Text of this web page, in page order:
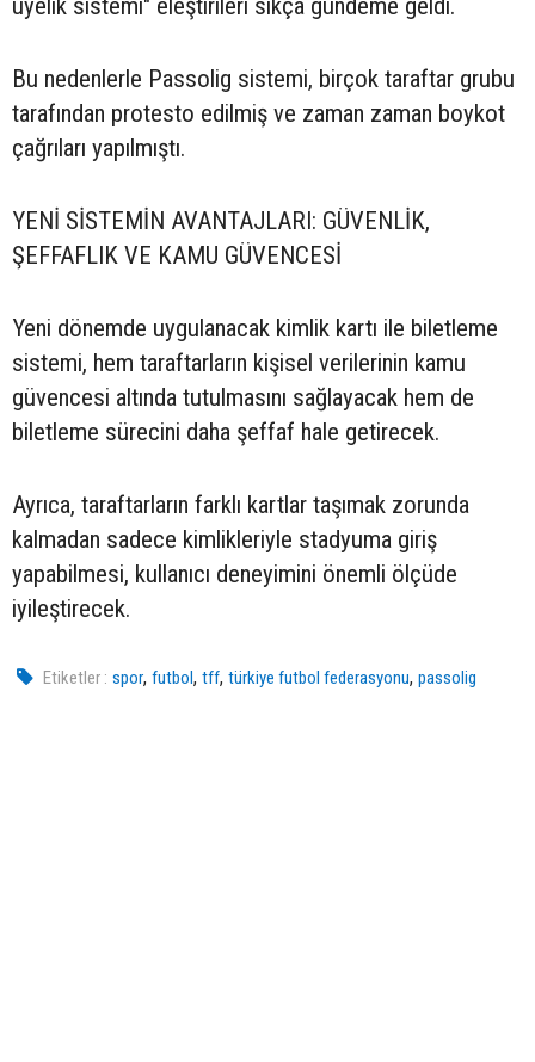
üyelik sistemi" eleştirileri sıkça gündeme geldi.
Bu nedenlerle Passolig sistemi, birçok taraftar grubu
tarafından protesto edilmiş ve zaman zaman boykot
çağrıları yapılmıştı.
YENİ SİSTEMİN AVANTAJLARI: GÜVENLİK,
ŞEFFAFLIK VE KAMU GÜVENCESİ
Yeni dönemde uygulanacak kimlik kartı ile biletleme
sistemi, hem taraftarların kişisel verilerinin kamu
güvencesi altında tutulmasını sağlayacak hem de
biletleme sürecini daha şeffaf hale getirecek.
Ayrıca, taraftarların farklı kartlar taşımak zorunda
kalmadan sadece kimlikleriyle stadyuma giriş
yapabilmesi, kullanıcı deneyimini önemli ölçüde
iyileştirecek.
Etiketler : spor,futbol,tff,türkiye futbol federasyonu,passolig